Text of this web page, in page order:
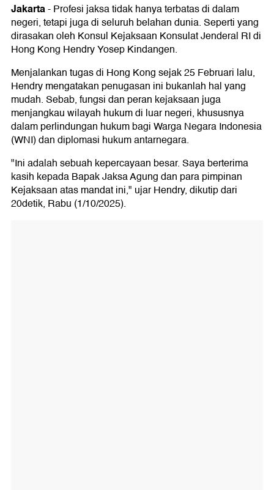
Jakarta-Profesi jaksa tidak hanya terbatas di dalam
negeri, tetapi juga di seluruh belahan dunia. Seperti yang
dirasakan oleh Konsul Kejaksaan Konsulat Jenderal RI di
Hong Kong Hendry Yosep Kindangen.
Menjalankan tugas di Hong Kong sejak 25 Februari lalu,
Hendry mengatakan penugasan ini bukanlah hal yang
mudah. Sebab, fungsi dan peran kejaksaan juga
menjangkau wilayah hukum di luar negeri, khususnya
dalam perlindungan hukum bagi Warga Negara Indonesia
(WNI) dan diplomasi hukum antarnegara.
"Ini adalah sebuah kepercayaan besar. Saya berterima
kasih kepada Bapak Jaksa Agung dan para pimpinan
Kejaksaan atas mandat ini," ujar Hendry, dikutip dari
20detik, Rabu (1/10/2025).